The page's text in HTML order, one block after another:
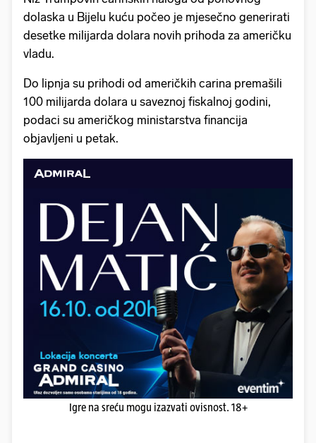
dolaska u Bijelu kuću počeo je mjesečno generirati
desetke milijarda dolara novih prihoda za američku
vladu.
Do lipnja su prihodi od američkih carina premašili
100 milijarda dolara u saveznoj fiskalnoj godini,
podaci su američkog ministarstva financija
objavljeni u petak.
Igre na sreću mogu izazvati ovisnost. 18+